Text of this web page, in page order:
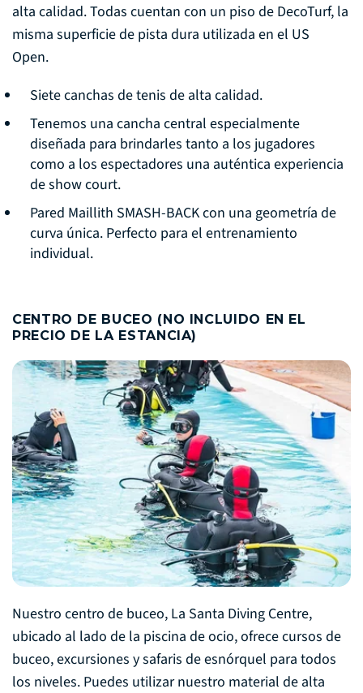
alta calidad. Todas cuentan con un piso de DecoTurf, la
misma superficie de pista dura utilizada en el US
Open.
Siete canchas de tenis de alta calidad.
Tenemos una cancha central especialmente
diseñada para brindarles tanto a los jugadores
como a los espectadores una auténtica experiencia
de show court.
Pared Maillith SMASH-BACK con una geometría de
curva única. Perfecto para el entrenamiento
individual.
CENTRO DE BUCEO (NO INCLUIDO EN EL
PRECIO DE LA ESTANCIA)
Nuestro centro de buceo, La Santa Diving Centre,
ubicado al lado de la piscina de ocio, ofrece cursos de
buceo, excursiones y safaris de esnórquel para todos
los niveles. Puedes utilizar nuestro material de alta